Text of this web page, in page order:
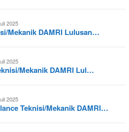
2025
Mekanik DAMRI Lulusan…
2025
Mekanik DAMRI Lul…
2025
Teknisi/Mekanik DAMRI…